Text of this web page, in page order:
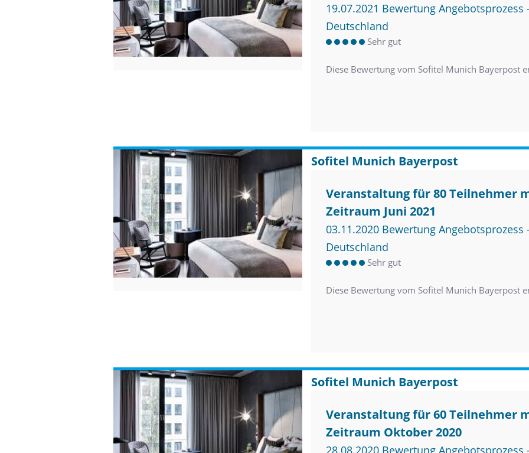
19.07.2021 Bewertung
Deutschland
Sehr gut
Diese Bewertung vom Sofitel Munich Bayerpost
Sofitel Munich Bayerpost
Veranstaltung für 80 Teilnehmer
Zeitraum Juni 2021
03.11.2020 Bewertung Angebotsprozess
Deutschland
Sehr gut
Diese Bewertung vom Sofitel Munich Bayerpost
Sofitel Munich Bayerpost
Veranstaltung für 60 Teilnehmer
Zeitraum Oktober 2020
28.08.2020 Bewertung Angebotsprozess